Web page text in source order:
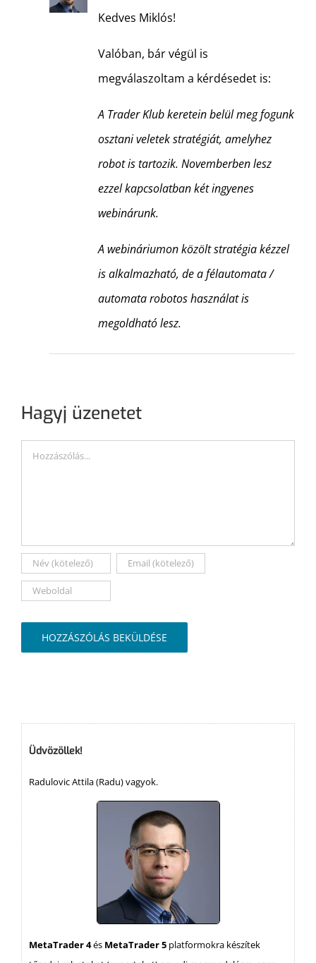
Kedves Miklós!
Valóban, bár végül is
megválaszoltam a kérdésedet is:
A Trader Klub keretein belül meg fogunk
osztani veletek stratégiát, amelyhez
robot is tartozik. Novemberben lesz
ezzel kapcsolatban két ingyenes
webinárunk.
A webináriumon közölt stratégia kézzel
is alkalmazható, de a félautomata /
automata robotos használat is
megoldható lesz.
Hagyj üzenetet
Hozzászólás
Üdvözöllek!
Radulovic Attila (Radu) vagyok.
MetaTrader 4és MetaTrader 5 platformokra készítek